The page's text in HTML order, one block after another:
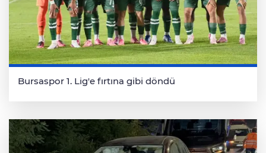
Bursaspor 1. Lig'e fırtına gibi döndü